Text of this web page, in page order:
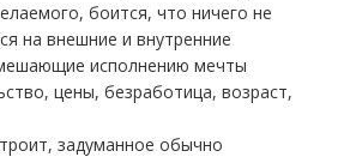
боится, что ничего не
на внешние и внутренние
исполнению мечты
цены, безработица, возраст,
задуманное обычно